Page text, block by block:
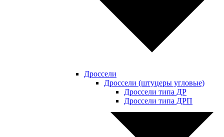
Дроссели
Дроссели (штуцеры угловые)
Дроссели типа ДР
Дроссели типа ДРП